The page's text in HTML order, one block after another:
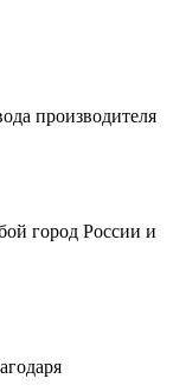
производителя
город России и